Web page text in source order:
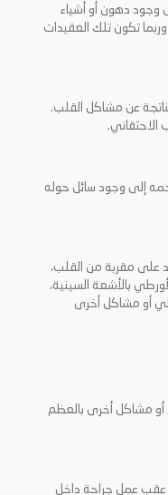
وجود دهون أو أشياء
تكون تلك العقيدات
عن مشاكل القلب.
الاحتقاني.
إلى وجود سائل حوله
على مقربة من القلب،
بالأشعة السينية،
أو مشاكل أخرى
مشاكل أخرى بالعظم
عقب عمل جراحة داخل